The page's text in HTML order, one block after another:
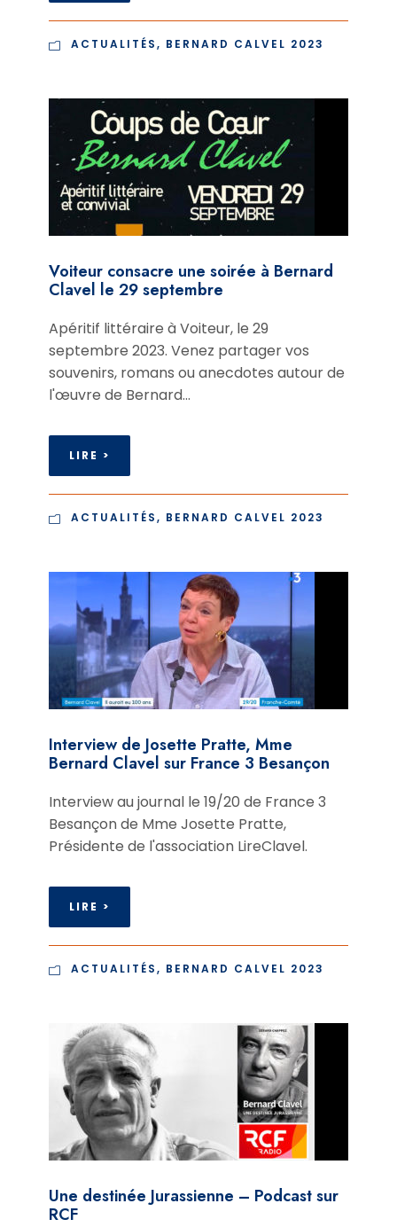
ACTUALITÉS, BERNARD CALVEL 2023
Voiteur consacre une soirée à Bernard
Clavel le 29 septembre
Apéritif littéraire à Voiteur, le 29
septembre 2023. Venez partager vos
souvenirs, romans ou anecdotes autour de
l'œuvre de Bernard...
LIRE >
ACTUALITÉS, BERNARD CALVEL 2023
Interview de Josette Pratte, Mme
Bernard Clavel sur France 3 Besançon
Interview au journal le 19/20 de France 3
Besançon de Mme Josette Pratte,
Présidente de l'association LireClavel.
LIRE >
ACTUALITÉS, BERNARD CALVEL 2023
Une destinée Jurassienne – Podcast sur
RCF